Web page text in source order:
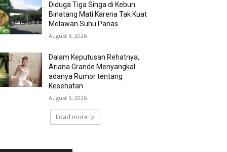
Diduga Tiga Singa di Kebun
Binatang Mati Karena Tak Kuat
Melawan Suhu Panas
August 6, 2026
Dalam Keputusan Rehatnya,
Ariana Grande Menyangkal
adanya Rumor tentang
Kesehatan
August 5, 2026
Load more